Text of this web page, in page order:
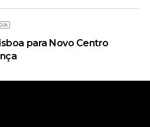
para Novo Centro